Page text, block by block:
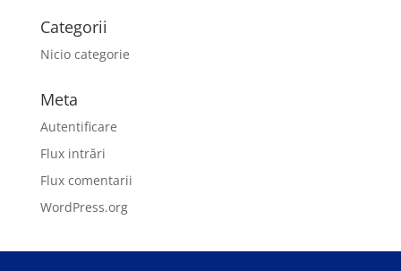
Categorii
Nicio categorie
Meta
Autentificare
Flux intrări
Flux comentarii
WordPress.org